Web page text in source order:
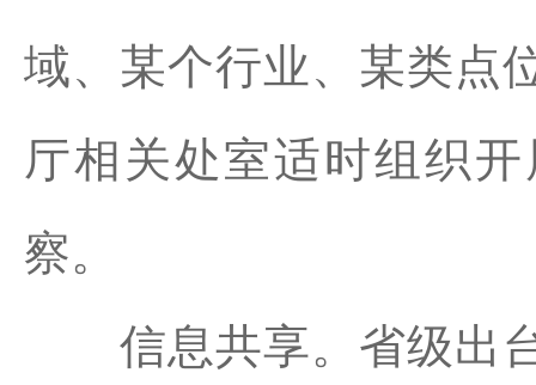
域、某个行业、某类点
厅相关处室适时组织
察。
信息共享。省级出台